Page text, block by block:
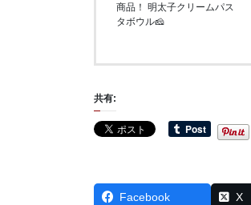
商品！ 明太子クリームパス
タボウル🧀
共有:
Facebook X